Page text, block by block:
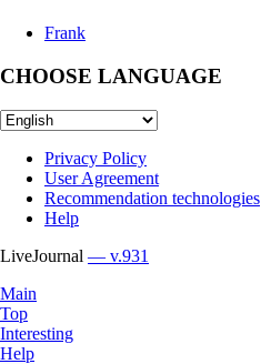
Frank
CHOOSE LANGUAGE
Privacy Policy
User Agreement
Recommendation technologies
Help
LiveJournal — v.931
Main
Top
Interesting
Help